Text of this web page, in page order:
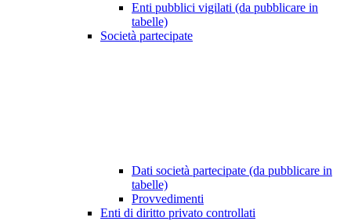
Enti pubblici vigilati (da pubblicare in
tabelle)
Società partecipate
Dati società partecipate (da pubblicare in
tabelle)
Provvedimenti
Enti di diritto privato controllati